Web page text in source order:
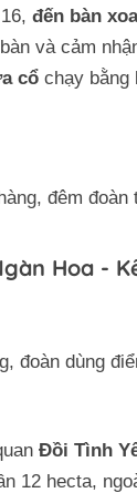
đến bàn
và cảm
cổ chạy bằng
đêm đoàn
Hoa -
đoàn dùng
Đồi Tình
12 hecta,